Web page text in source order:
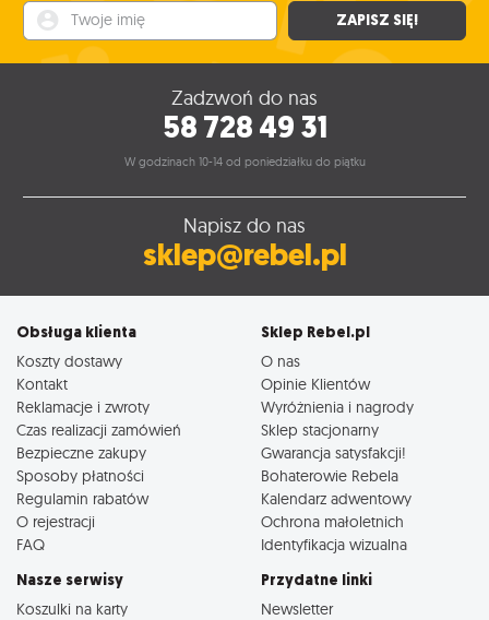
ZAPISZ SIĘ!
Zadzwoń do nas
58 728 49 31
W godzinach 10-14 od poniedziałku do piątku
Napisz do nas
sklep@rebel.pl
Obsługa klienta
Koszty dostawy
Kontakt
Reklamacje i zwroty
Czas realizacji zamówień
Bezpieczne zakupy
Sposoby płatności
Regulamin rabatów
O rejestracji
FAQ
Sklep Rebel.pl
O nas
Opinie Klientów
Wyróżnienia i nagrody
Sklep stacjonarny
Gwarancja satysfakcji!
Bohaterowie Rebela
Kalendarz adwentowy
Ochrona małoletnich
Identyfikacja wizualna
Nasze serwisy
Koszulki na karty
Przydatne linki
Newsletter